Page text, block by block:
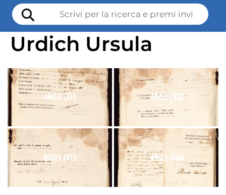
Urdich Ursula
4903 001 4903 002
4903 003 4903 004